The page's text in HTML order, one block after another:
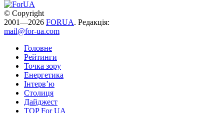
© Copyright
2001—2026 FORUA. Редакція:
mail@for-ua.com
Головне
Рейтинги
Точка зору
Енергетика
Інтерв’ю
Столиця
Дайджест
TOP For UA